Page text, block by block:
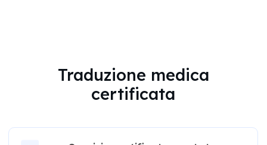
Traduzione medica
certificata